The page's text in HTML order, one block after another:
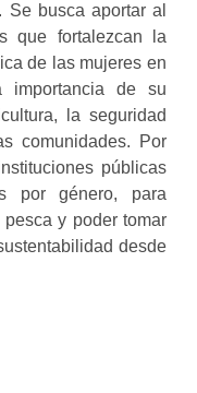
Se busca aportar al
que fortalezcan la
de las mujeres en
importancia de su
la seguridad
comunidades. Por
públicas
por género, para
y poder tomar
desde